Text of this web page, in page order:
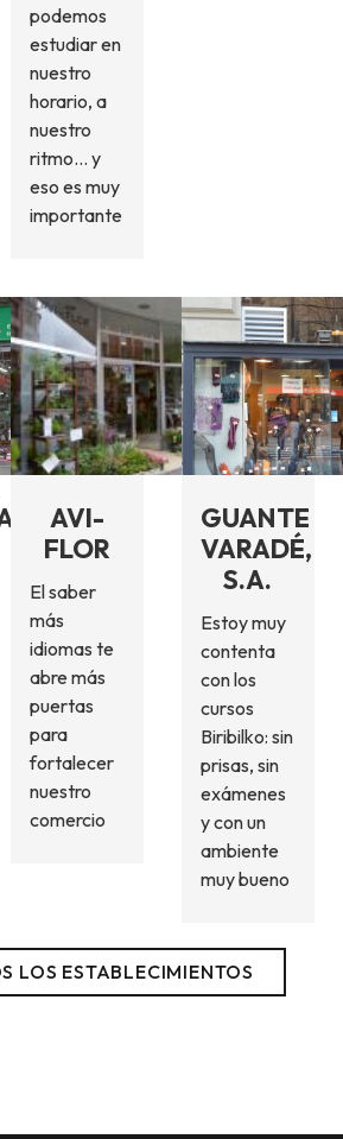
podemos
estudiar en
nuestro
horario, a
nuestro
ritmo… y
eso es muy
importante
AVI-
FLOR
El saber
más
idiomas te
abre más
puertas
para
fortalecer
nuestro
comercio
GUANTE
VARADÉ,
S.A.
Estoy muy
contenta
con los
cursos
Biribilko: sin
prisas, sin
exámenes
y con un
ambiente
muy bueno
LOS ESTABLECIMIENTOS